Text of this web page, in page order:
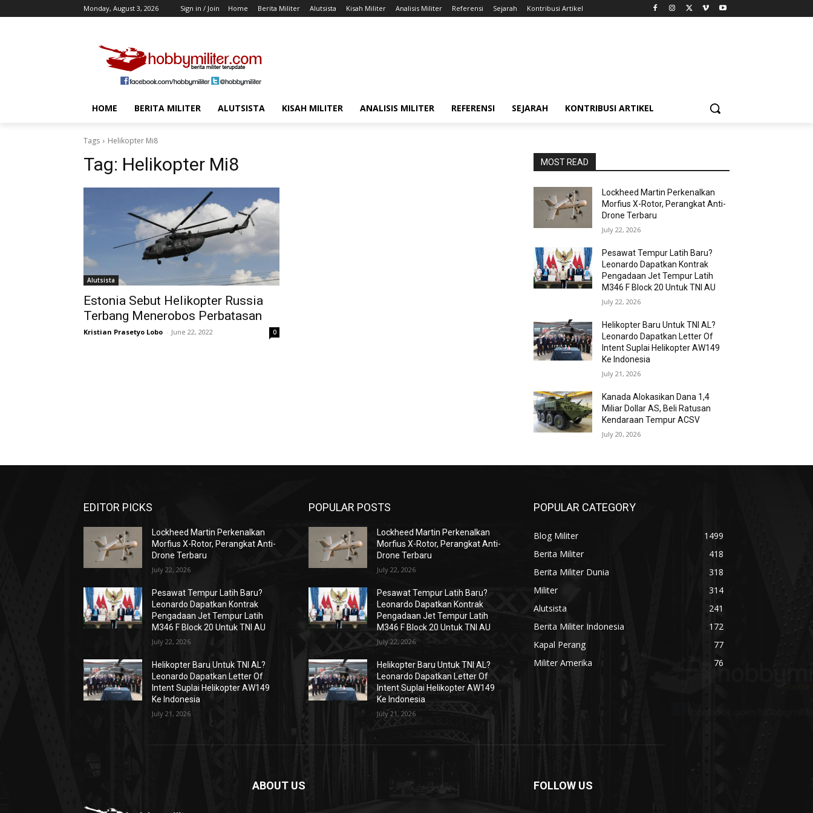
Monday, August 3, 2026 Sign in / Join Home Berita Militer Alutsista Kisah Militer Analisis Militer Referensi Sejarah Kontribusi Artikel
HOME BERITA MILITER ALUTSISTA KISAH MILITER ANALISIS MILITER REFERENSI SEJARAH KONTRIBUSI ARTIKEL
Tags Helikopter Mi8
Tag: Helikopter Mi8
Alutsista
Estonia Sebut Helikopter Russia
Terbang Menerobos Perbatasan
Kristian Prasetyo Lobo - June 22, 2022 0
MOST READ
Lockheed Martin Perkenalkan
Morfius X-Rotor, Perangkat Anti-
Drone Terbaru
July 22, 2026
Pesawat Tempur Latih Baru?
Leonardo Dapatkan Kontrak
Pengadaan Jet Tempur Latih
M346 F Block 20 Untuk TNI AU
July 22, 2026
Helikopter Baru Untuk TNI AL?
Leonardo Dapatkan Letter Of
Intent Suplai Helikopter AW149
Ke Indonesia
July 21, 2026
Kanada Alokasikan Dana 1,4
Miliar Dollar AS, Beli Ratusan
Kendaraan Tempur ACSV
July 20, 2026
EDITOR PICKS
Lockheed Martin Perkenalkan
Morfius X-Rotor, Perangkat Anti-
Drone Terbaru
July 22, 2026
Pesawat Tempur Latih Baru?
Leonardo Dapatkan Kontrak
Pengadaan Jet Tempur Latih
M346 F Block 20 Untuk TNI AU
July 22, 2026
Helikopter Baru Untuk TNI AL?
Leonardo Dapatkan Letter Of
Intent Suplai Helikopter AW149
Ke Indonesia
July 21, 2026
POPULAR POSTS
Lockheed Martin Perkenalkan
Morfius X-Rotor, Perangkat Anti-
Drone Terbaru
July 22, 2026
Pesawat Tempur Latih Baru?
Leonardo Dapatkan Kontrak
Pengadaan Jet Tempur Latih
M346 F Block 20 Untuk TNI AU
July 22, 2026
Helikopter Baru Untuk TNI AL?
Leonardo Dapatkan Letter Of
Intent Suplai Helikopter AW149
Ke Indonesia
July 21, 2026
POPULAR CATEGORY
Blog Militer
1499
Berita Militer
418
Berita Militer Dunia
318
Militer
314
Alutsista
241
Berita Militer Indonesia
172
Kapal Perang
77
Militer Amerika
76
ABOUT US FOLLOW US